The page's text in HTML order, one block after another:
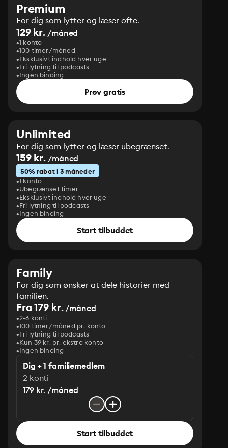
Premium
For dig som lytter og læser ofte.
129 kr. /måned
1 konto
100 timer/måned
Eksklusivt indhold hver uge
Fri lytning til podcasts
Ingen binding
Prøv gratis
Unlimited
For dig som lytter og læser ubegrænset.
159 kr. /måned
50% rabat i 3 måneder
1 konto
Ubegrænset timer
Eksklusivt indhold hver uge
Fri lytning til podcasts
Ingen binding
Start tilbuddet
Family
For dig som ønsker at dele historier med
familien.
Fra 179 kr./måned
2-6 konti
100 timer/måned pr. konto
Fri lytning til podcasts
Kun 39 kr. pr. ekstra konto
Ingen binding
Dig + 1 familiemedlem
2 konti
179 kr. /måned
Start tilbuddet